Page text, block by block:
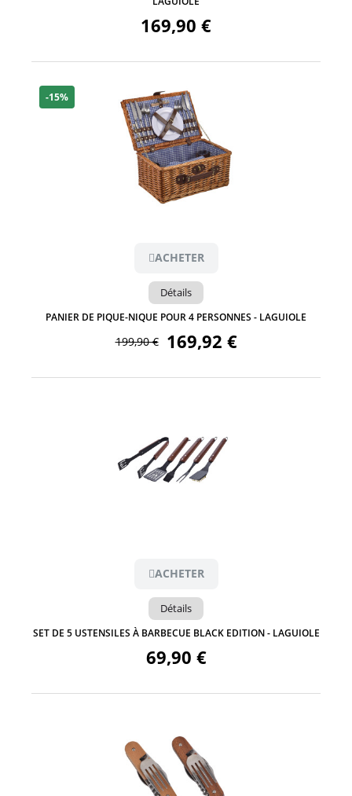
169,90 €
Aperçu
-15%
ACHETER
Détails
PANIER DE PIQUE-NIQUE POUR 4 PERSONNES - LAGUIOLE
199,90 € 169,92 €
ACHETER
Détails
SET DE 5 USTENSILES À BARBECUE BLACK EDITION - LAGUIOLE
69,90 €